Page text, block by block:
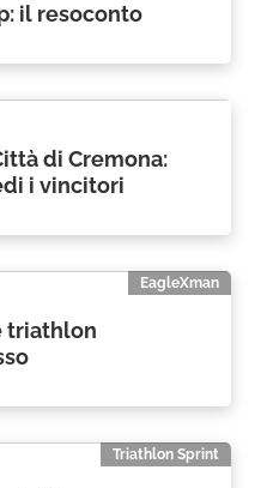
il resoconto
di Cremona:
i vincitori
EagleXman
triathlon
Triathlon Sprint